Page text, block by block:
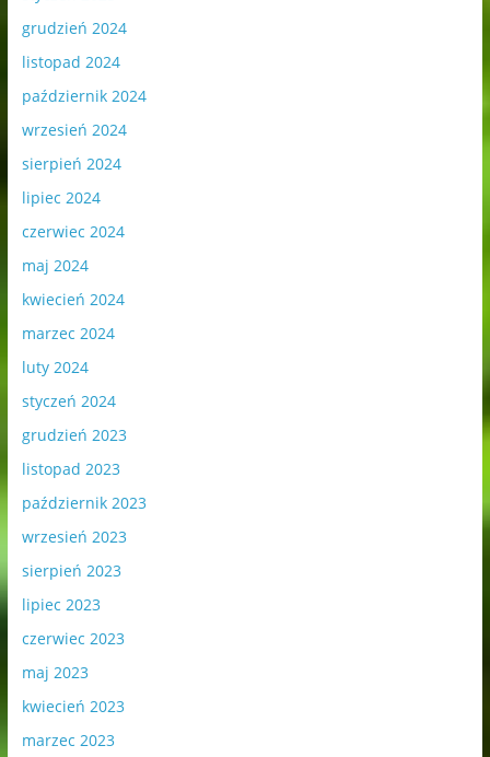
grudzień 2024
listopad 2024
październik 2024
wrzesień 2024
sierpień 2024
lipiec 2024
czerwiec 2024
maj 2024
kwiecień 2024
marzec 2024
luty 2024
styczeń 2024
grudzień 2023
listopad 2023
październik 2023
wrzesień 2023
sierpień 2023
lipiec 2023
czerwiec 2023
maj 2023
kwiecień 2023
marzec 2023